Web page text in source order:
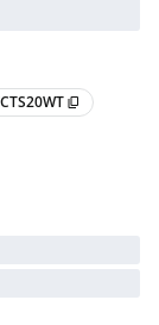
content_copy